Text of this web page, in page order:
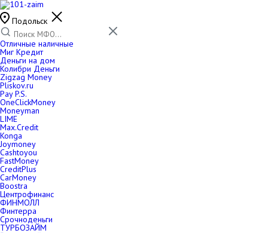
Подольск
Отличные наличные
Миг Кредит
Деньги на дом
Колибри Деньги
Zigzag Money
Pliskov.ru
Pay P.S.
OneClickMoney
Moneyman
LIME
Max.Credit
Konga
Joymoney
Cashtoyou
FastMoney
CreditPlus
CarMoney
Boostra
Центрофинанс
ФИНМОЛЛ
Финтерра
Срочноденьги
ТУРБОЗАЙМ